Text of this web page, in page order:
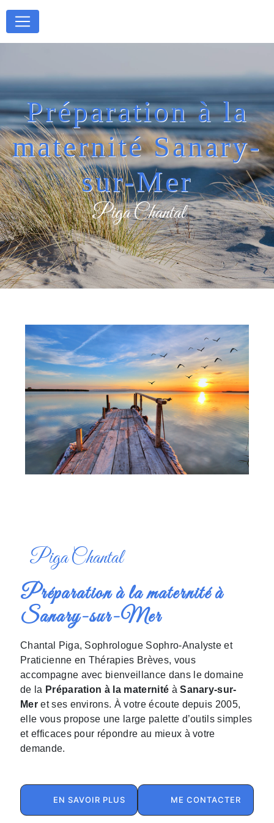
Préparation à la
maternité Sanary-
sur-Mer
Piga Chantal
Piga Chantal
Préparation à la maternité à
Sanary-sur-Mer
Chantal Piga, Sophrologue Sophro-Analyste et
Praticienne en Thérapies Brèves, vous
accompagne avec bienveillance dans le domaine
de la Préparation à la maternité àSanary-sur-
Meret ses environs. À votre écoute depuis 2005,
elle vous propose une large palette d’outils simples
et efficaces pour répondre au mieux à votre
demande.
EN SAVOIR PLUS ME CONTACTER